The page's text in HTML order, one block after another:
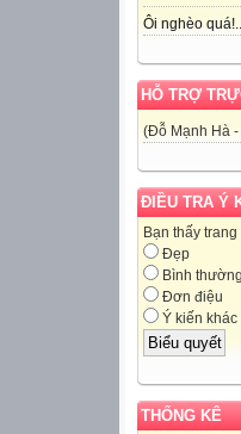
Ôi nghèo
HỖ TRỢ
(Đỗ Mạnh Hà
ĐIỀU TRA Ý
Bạn thấy
Đẹp
Bình thường
Đơn điệu
Ý kiến khác
THỐNG KÊ